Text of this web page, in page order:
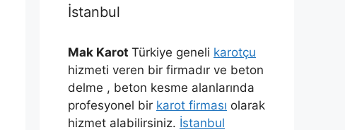
İstanbul
Mak Karot Türkiye geneli karotçu
hizmeti veren bir firmadır ve beton
delme , beton kesme alanlarında
profesyonel bir karot firması olarak
hizmet alabilirsiniz. İstanbul